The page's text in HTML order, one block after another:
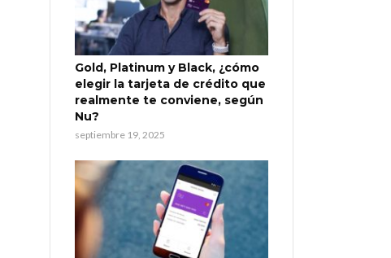
Gold, Platinum y Black, ¿cómo
elegir la tarjeta de crédito que
realmente te conviene, según
Nu?
septiembre 19, 2025